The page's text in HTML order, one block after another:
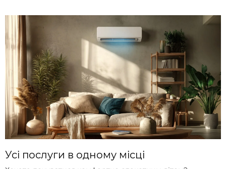
Усі послуги в одному місці